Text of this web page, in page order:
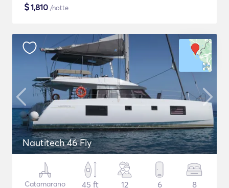
$1,810 /notte
Nautitech 46 Fly
Catamarano
45 ft
12 6 8